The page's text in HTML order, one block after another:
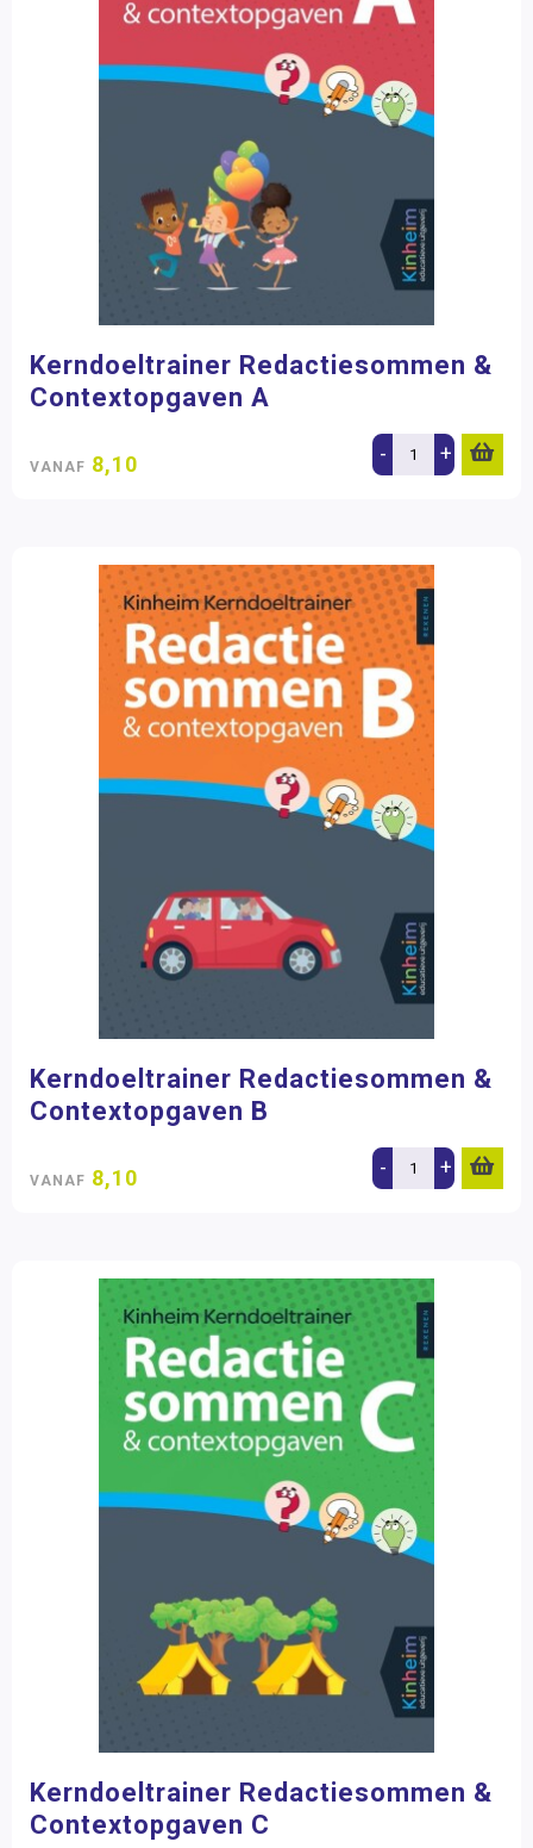
Kerndoeltrainer Redactiesommen &
Contextopgaven A
VANAF 8,10 - +
Kerndoeltrainer Redactiesommen &
Contextopgaven B
VANAF 8,10 - +
Kerndoeltrainer Redactiesommen &
Contextopgaven C